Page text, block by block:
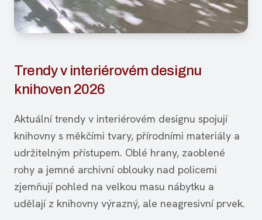
Trendy v interiérovém designu
knihoven 2026
Aktuální trendy v interiérovém designu spojují
knihovny s měkčími tvary, přírodními materiály a
udržitelným přístupem. Oblé hrany, zaoblené
rohy a jemné archivní oblouky nad policemi
zjemňují pohled na velkou masu nábytku a
udělají z knihovny výrazný, ale neagresivní prvek.